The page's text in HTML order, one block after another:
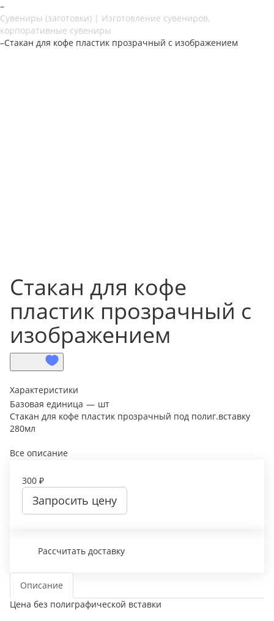
–
Сувениры (заготовки) | Изготовление сувениров,
корпоративные сувениры
–Стакан для кофе пластик прозрачный с изображением
Стакан для кофе
пластик прозрачный с
изображением
Характеристики
Базовая единица — шт
Стакан для кофе пластик прозрачный под полиг.вставку
280мл
Все описание
300 ₽
Запросить цену
Рассчитать доставку
Описание
Цена без полиграфической вставки